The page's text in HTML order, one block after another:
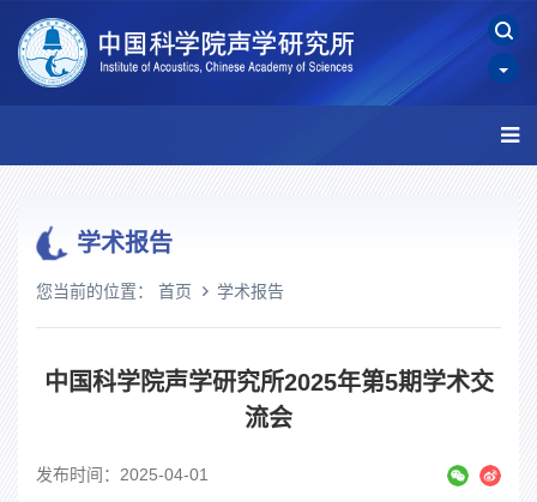
学术报告
您当前的位置： 首页 学术报告
中国科学院声学研究所2025年第5期学术交
流会
发布时间：2025-04-01